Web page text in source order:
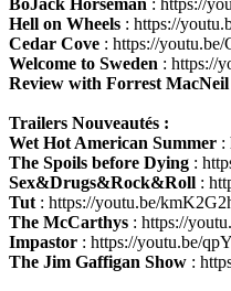
BoJack Horseman : https://
Hell on Wheels : https://
Cedar Cove : https://
Welcome to Sweden : https://
Review with Forrest MacNeil
Trailers Nouveautés :
Wet Hot American Summer :
The Spoils before Dying :
Sex&Drugs&Rock&Roll :
Tut : https://youtu.be/
The McCarthys : https://
Impastor : https://youtu.be/
The Jim Gaffigan Show :